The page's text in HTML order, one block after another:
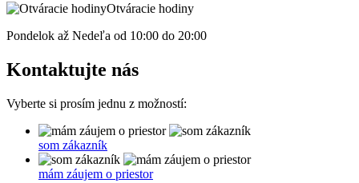
Otváracie hodiny
Pondelok až Nedeľa od 10:00 do 20:00
Kontaktujte nás
Vyberte si prosím jednu z možností:
som zákazník
mám záujem o priestor